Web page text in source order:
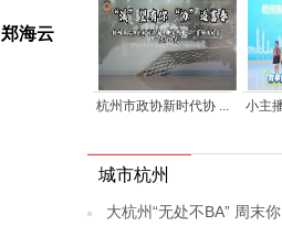
海云
杭州市政协新时代协 ... 小主
城市杭州
大杭州“无处不BA” 周末你